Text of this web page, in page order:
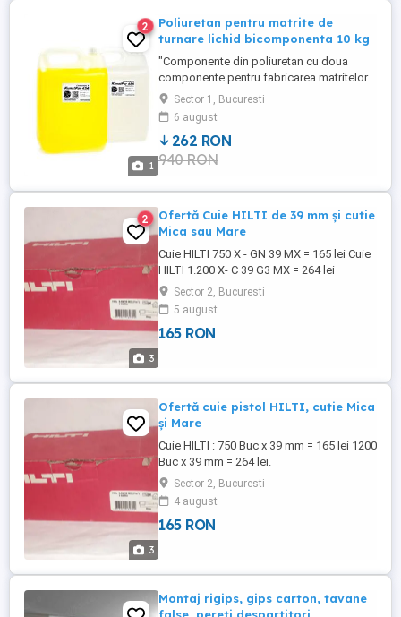
1
2
Poliuretan pentru matrite de
turnare lichid bicomponenta 10 kg
"Componente din poliuretan cu doua
componente pentru fabricarea matritelor
Kunstpur 45A-95A site-ul nostru dcra.eu
WhatsApp Emitem o factura cu TVA
Livrarea de catre compania de transport
DPD pentru UE Datorita vascozitatii
scazute si a contractiei scazute, se inunde
Sector 1, Bucuresti
6 august
262 RON
940 RON
3
2
Ofertă Cuie HILTI de 39 mm și cutie
Mica sau Mare
Cuie HILTI 750 X - GN 39 MX = 165 lei Cuie
HILTI 1.200 X- C 39 G3 MX = 264 lei
Sector 2, Bucuresti
5 august
165 RON
3
Ofertă cuie pistol HILTI, cutie Mica
și Mare
Cuie HILTI : 750 Buc x 39 mm = 165 lei 1200
Buc x 39 mm = 264 lei.
Sector 2, Bucuresti
4 august
165 RON
Montaj rigips, gips carton, tavane